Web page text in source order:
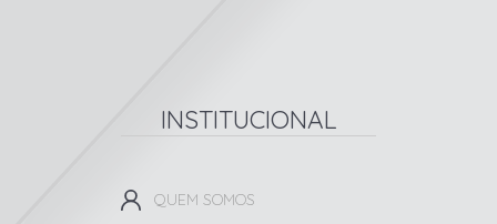
INSTITUCIONAL
QUEM SOMOS